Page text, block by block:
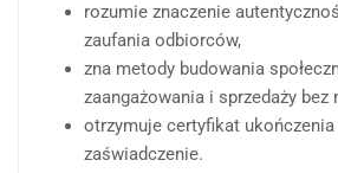
rozumie znaczenie
zaufania odbiorców,
zna metody budowania
zaangażowania i sprzedaży bez
otrzymuje certyfikat
zaświadczenie.